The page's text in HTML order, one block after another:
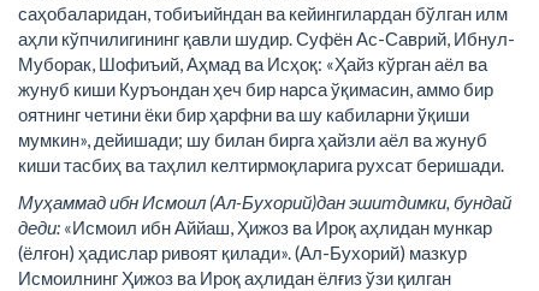
саҳобаларидан, тобиъийндан ва кейингилардан бўлган илм
аҳли кўпчилигининг қавли шудир. Суфён Ас-Саврий, Ибнул-
Муборак, Шофиъий, Аҳмад ва Исҳоқ: «Ҳайз кўрган аёл ва
жунуб киши Куръондан ҳеч бир нарса ўқимасин, аммо бир
оятнинг четини ёки бир ҳарфни ва шу кабиларни ўқиши
мумкин», дейишади; шу билан бирга ҳайзли аёл ва жунуб
киши тасбиҳ ва таҳлил келтирмоқларига рухсат беришади.
Муҳаммад ибн Исмоил (Ал-Бухорий)дан эшитдимки, бундай
деди: «Исмоил ибн Аййаш, Ҳижоз ва Ироқ аҳлидан мункар
(ёлғон) ҳадислар ривоят қилади». (Ал-Бухорий) мазкур
Исмоилнинг Ҳижоз ва Ироқ аҳлидан ёлғиз ўзи қилган